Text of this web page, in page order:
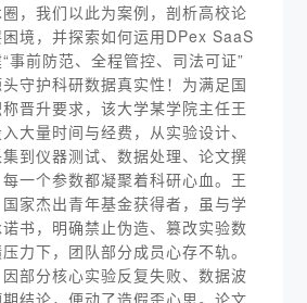
，我们以此为案例，剖析高校论
境，并探索如何运用DPex SaaS
事前防范、全程管控、司法可证”
守护科研数据真实性！为满足国
晋升要求，该大学某学院主任王
大量时间与经费，从实验设计、
到仪器测试、数据处理、论文撰
一个参数都凝聚着科研心血。王
家杰出青年基金获得者，虽与学
书，明确禁止伪造、篡改实验数
力下，团队部分成员心存不轨。
部分核心实验反复失败、数据波
结论，便动了造假歪心思。论文